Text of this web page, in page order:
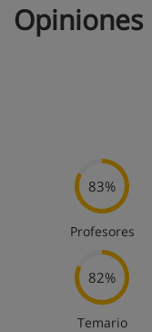
Opiniones
83%
Profesores
82%
Temario